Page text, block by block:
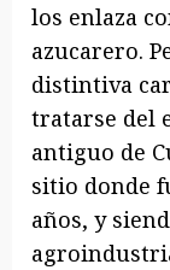
los enlaza
azucarero.
distintiva
tratarse del
antiguo de
sitio donde
años, y